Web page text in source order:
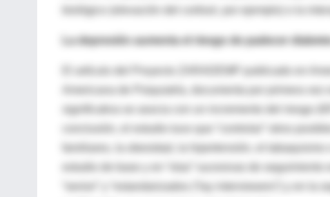
biológico (elevación del cortisol, por ejemplo) o la
La depresión aumenta el riesgo de padecer
El artículo del Proyecto ZARADEMP publicado en
Americana de Psiquiatría, documenta por primera
significativa se asocia con un incremento del riesgo
conclusión, el estudio tuvo que “controlar” otros
familiares, la obesidad, la hipertensión, el
estudio de base y en “olas” sucesivas de
“senior” y “estandarizados (“lay interviewers”) y en